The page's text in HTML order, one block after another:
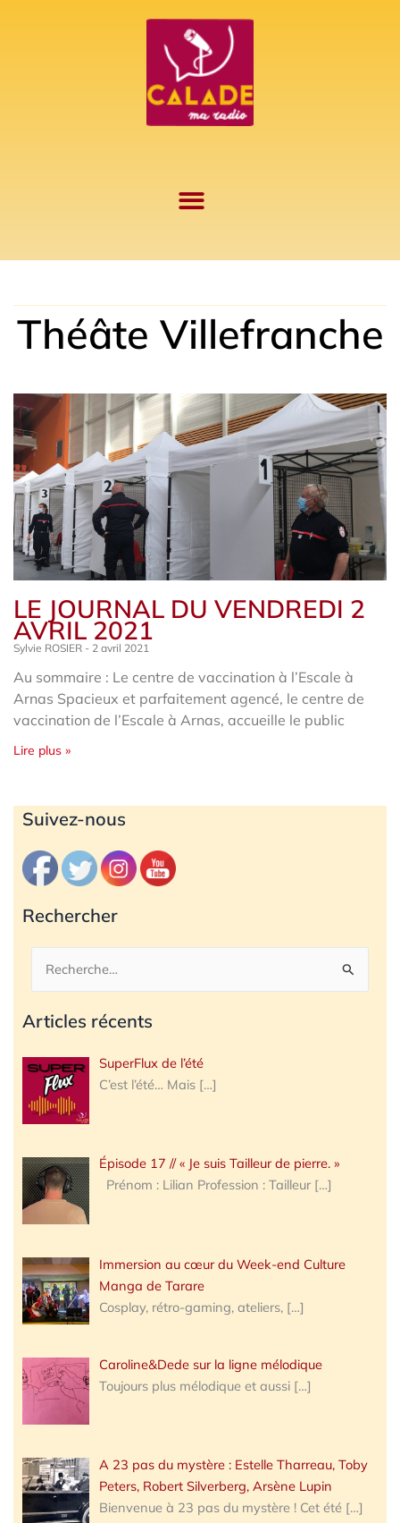
Théâte Villefranche
LE JOURNAL DU VENDREDI 2
AVRIL 2021
Sylvie ROSIER 2 avril 2021
Au sommaire : Le centre de vaccination à l’Escale à
Arnas Spacieux et parfaitement agencé, le centre de
vaccination de l’Escale à Arnas, accueille le public
Lire plus »
Suivez-nous
Rechercher
Rechercher :
Articles récents
SuperFlux de l’été
C’est l’été… Mais […]
Épisode 17 // « Je suis Tailleur de pierre. »
Prénom : Lilian Profession : Tailleur […]
Immersion au cœur du Week-end Culture
Manga de Tarare
Cosplay, rétro-gaming, ateliers, […]
Caroline&Dede sur la ligne mélodique
Toujours plus mélodique et aussi […]
A 23 pas du mystère : Estelle Tharreau, Toby
Peters, Robert Silverberg, Arsène Lupin
Bienvenue à 23 pas du mystère ! Cet été […]
Archives